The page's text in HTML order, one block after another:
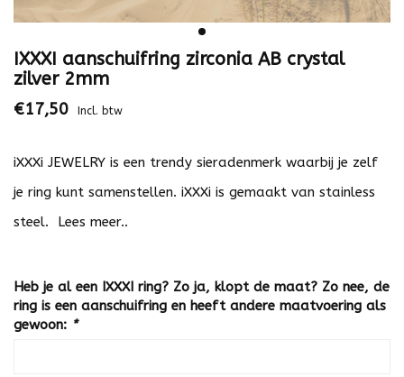
IXXXI aanschuifring zirconia AB crystal
zilver 2mm
€17,50 Incl. btw
iXXXi JEWELRY is een trendy sieradenmerk waarbij je zelf
je ring kunt samenstellen. iXXXi is gemaakt van stainless
steel. Lees meer..
Heb je al een IXXXI ring? Zo ja, klopt de maat? Zo nee, de
ring is een aanschuifring en heeft andere maatvoering als
gewoon: *